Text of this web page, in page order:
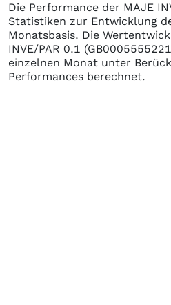
Die Performance der MAJE
Statistiken zur Entwicklung
Monatsbasis. Die
INVE/PAR 0.1
einzelnen Monat unter
Performances berechnet.